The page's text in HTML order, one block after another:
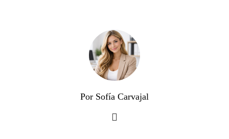
Por Sofía Carvajal